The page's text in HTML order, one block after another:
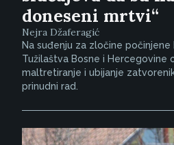
doneseni mrtvi“
Nejra Džaferagić
Na suđenju za zločine počinjene
Tužilaštva Bosne i Hercegovine
maltretiranje i ubijanje
prinudni rad.